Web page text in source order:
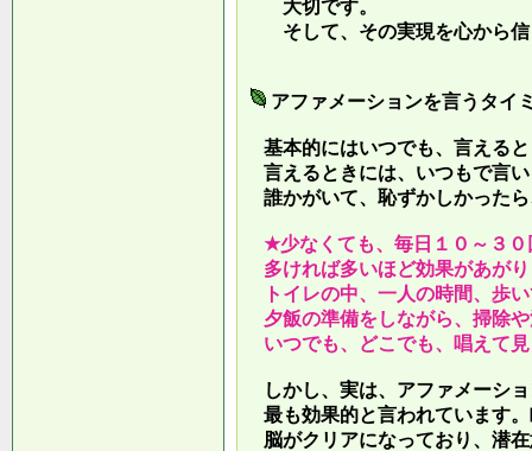
大切です。
そして、その実現を心から信
アファメーションを言うタイ
基本的にはいつでも、言える
言えるときには、いつもで言
誰かがいて、恥ずかしかった
★少なくても、毎日１０～３０
多ければ多いほど効果があが
トイレの中、一人の時間、歩
夕飯の準備をしながら、掃除
いつでも、どこでも、唱えて
しかし、実は、アファメーシ
最も効果的と言われています
脳がクリアになっており、潜